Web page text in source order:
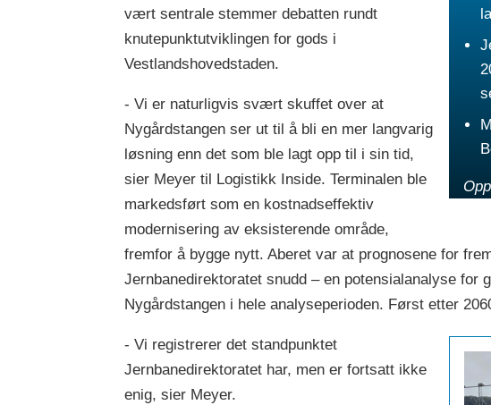
vært sentrale stemmer debatten rundt
knutepunktutviklingen for gods i
Vestlandshovedstaden.
- Vi er naturligvis svært skuffet over at
Nygårdstangen ser ut til å bli en mer langvarig
løsning enn det som ble lagt opp til i sin tid,
sier Meyer til Logistikk Inside. Terminalen ble
markedsført som en kostnadseffektiv
modernisering av eksisterende område,
fremfor å bygge nytt. Aberet var at prognosene for
Jernbanedirektoratet snudd – en potensialanalyse
Nygårdstangen i hele analyseperioden. Først etter
- Vi registrerer det standpunktet
Jernbanedirektoratet har, men er fortsatt ikke
enig, sier Meyer.